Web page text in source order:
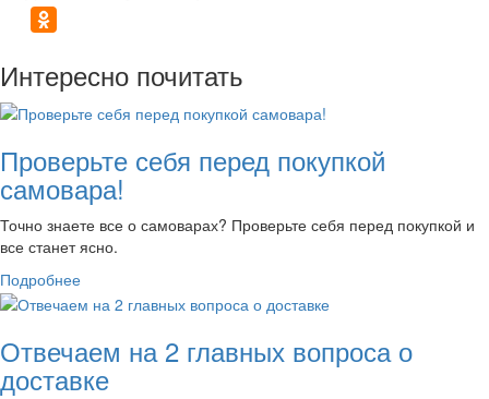
Интересно почитать
Проверьте себя перед покупкой
самовара!
Точно знаете все о самоварах? Проверьте себя перед покупкой и
все станет ясно.
Подробнее
Отвечаем на 2 главных вопроса о
доставке